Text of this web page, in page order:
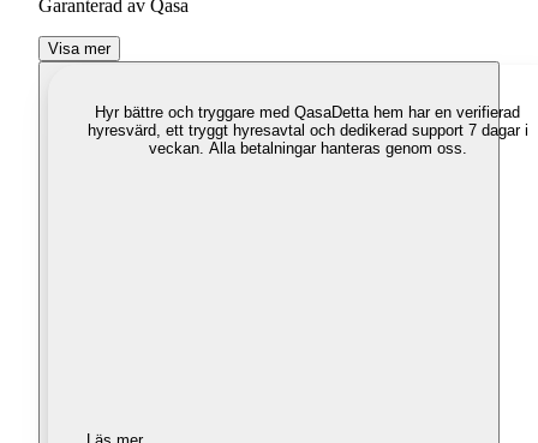
Garanterad av Qasa
Visa mer
Hyr bättre och tryggare med QasaDetta hem har en verifierad
hyresvärd, ett tryggt hyresavtal och dedikerad support 7 dagar i
veckan. Alla betalningar hanteras genom oss.